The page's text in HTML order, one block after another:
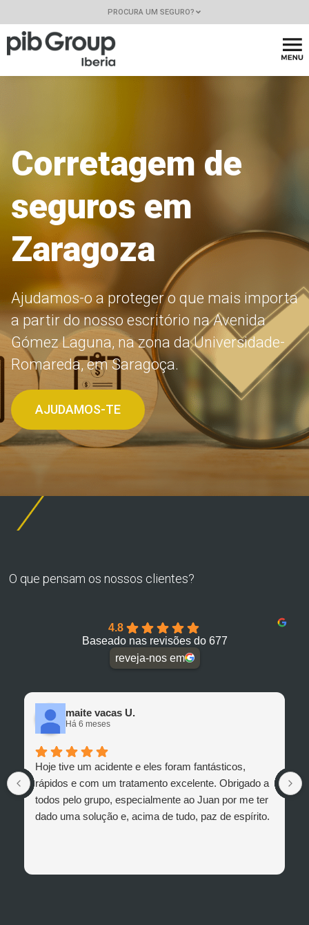
PROCURA UM SEGURO?
Corretagem de
seguros em
Zaragoza
Ajudamos-o a proteger o que mais importa
a partir do nosso escritório na Avenida
Gómez Laguna, na zona da Universidade-
Romareda, em Saragoça.
AJUDAMOS-TE
O que pensam os nossos clientes?
4.8
Baseado nas revisões do 677
reveja-nos em
maite vacas U.
Há 6 meses
Hoje tive um acidente e eles foram fantásticos,
rápidos e com um tratamento excelente. Obrigado a
todos pelo grupo, especialmente ao Juan por me ter
dado uma solução e, acima de tudo, paz de espírito.